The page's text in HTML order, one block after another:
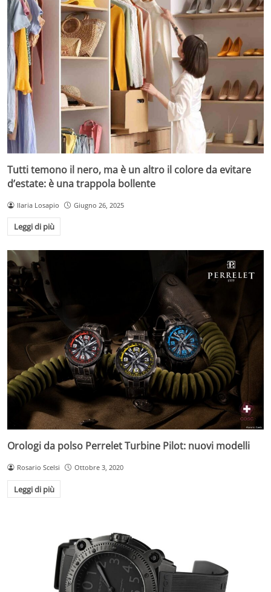
Tutti temono il nero, ma è un altro il colore da evitare
d’estate: è una trappola bollente
Ilaria Losapio Giugno 26, 2025
Leggi di più
Orologi da polso Perrelet Turbine Pilot: nuovi modelli
Rosario Scelsi Ottobre 3, 2020
Leggi di più